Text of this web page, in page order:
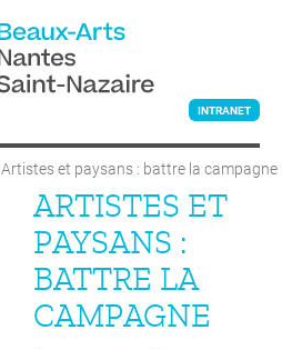
INTRANET
Artistes et paysans : battre la campagne
ARTISTES ET
PAYSANS :
BATTRE LA
CAMPAGNE